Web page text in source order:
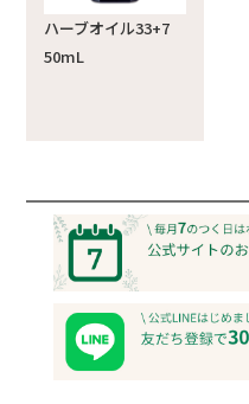
ハーブオイル33+7
50mL